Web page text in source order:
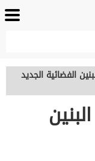
الفضائية الجديد